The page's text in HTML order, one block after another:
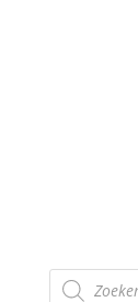
Producten
zoeken